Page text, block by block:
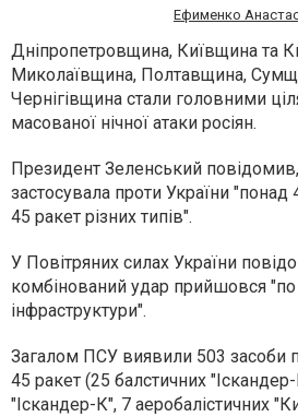
Ефименко
Дніпропетровщина, Київщина та
Миколаївщина, Полтавщина,
Чернігівщина стали головними
масованої нічної атаки росіян.
Президент Зеленський повідомив,
застосувала проти України "понад
45 ракет різних типів".
У Повітряних силах України
комбінований удар прийшовся "по
інфраструктури".
Загалом ПСУ виявили 503 засоби
45 ракет (25 балстичних
"Іскандер-К", 7 аеробалістичних